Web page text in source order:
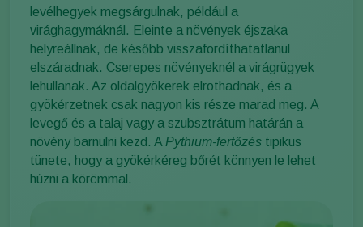
levélhegyek megsárgulnak, például a
virághagymáknál. Eleinte a növények éjszaka
helyreállnak, de később visszafordíthatatlanul
elszáradnak. Cserepes növényeknél a virágrügyek
lehullanak. Az oldalgyökerek elrothadnak, és a
gyökérzetnek csak nagyon kis része marad meg. A
levegő és a talaj vagy a szubsztrátum határán a
növény barnulni kezd. A Pythium-fertőzés tipikus
tünete, hogy a gyökérkéreg bőrét könnyen le lehet
húzni a körömmal.